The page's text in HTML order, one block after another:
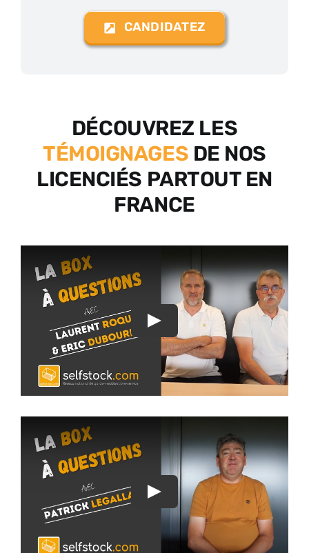
CANDIDATEZ
DÉCOUVREZ LES
TÉMOIGNAGES DE NOS
LICENCIÉS PARTOUT EN
FRANCE